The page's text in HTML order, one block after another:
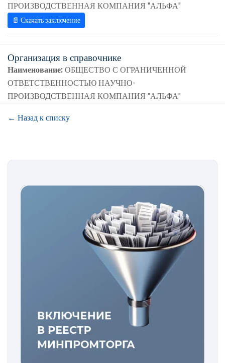
ПРОИЗВОДСТВЕННАЯ КОМПАНИЯ "АЛЬФА"
📄 Скачать заключение
Организация в справочнике
Наименование:ОБЩЕСТВО С ОГРАНИЧЕННОЙ
ОТВЕТСТВЕННОСТЬЮ НАУЧНО-
ПРОИЗВОДСТВЕННАЯ КОМПАНИЯ "АЛЬФА"
← Назад к списку